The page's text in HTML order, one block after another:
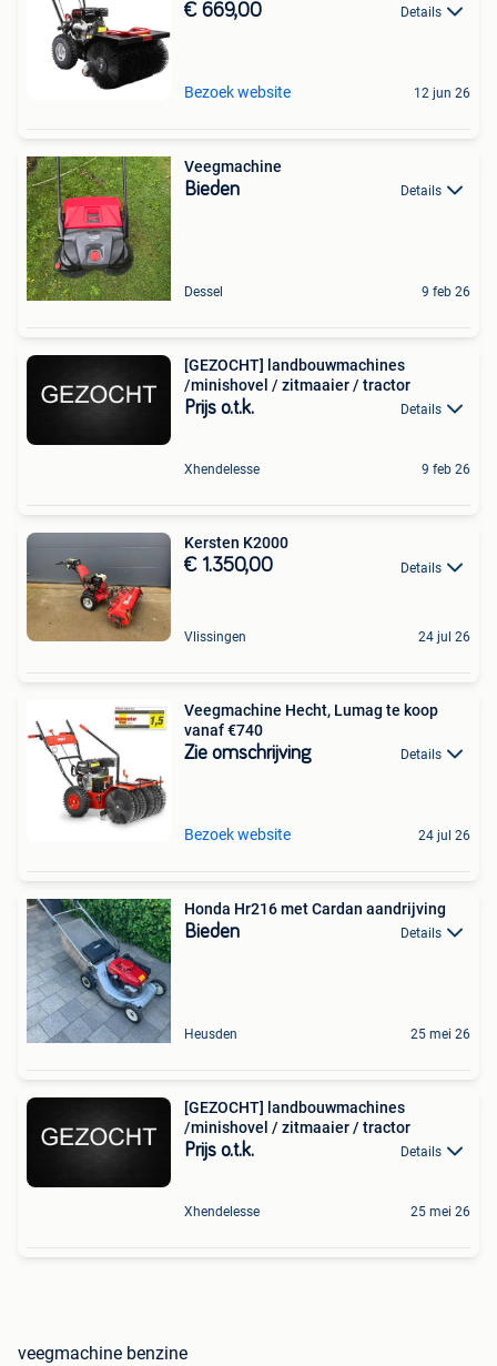
€ 669,00 Details
Bezoek website 12 jun 26
Veegmachine
Bieden Details
Dessel 9 feb 26
[GEZOCHT] landbouwmachines
/minishovel / zitmaaier / tractor
Prijs o.t.k. Details
Xhendelesse 9 feb 26
Kersten K2000
€ 1.350,00 Details
Vlissingen 24 jul 26
Veegmachine Hecht, Lumag te koop
vanaf €740
Zie omschrijving Details
Bezoek website 24 jul 26
Honda Hr216 met Cardan aandrijving
Bieden Details
Heusden 25 mei 26
[GEZOCHT] landbouwmachines
/minishovel / zitmaaier / tractor
Prijs o.t.k. Details
Xhendelesse 25 mei 26
veegmachine benzine